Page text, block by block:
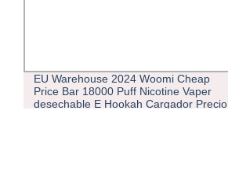
EU Warehouse 2024 Woomi Cheap
Price Bar 18000 Puff Nicotine Vaper
desechable E Hookah Cargador Precio